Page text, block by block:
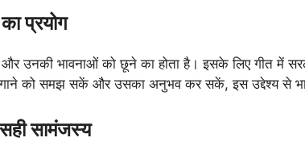
प्रयोग
और उनकी भावनाओं को छूने का होता है। इसके लिए गीत में
गाने को समझ सकें और उसका अनुभव कर सकें, इस उद्देश्य से
सामंजस्य